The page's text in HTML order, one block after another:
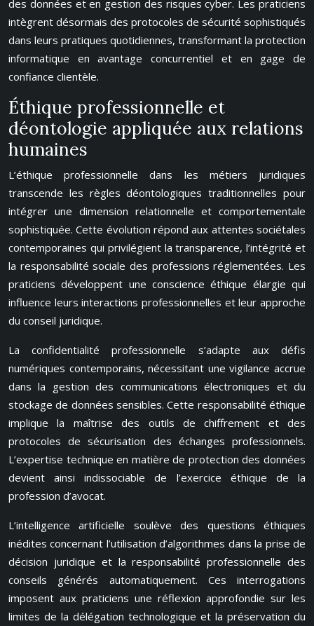
des données et en gestion des risques cyber. Les praticiens
intègrent désormais des protocoles de sécurité sophistiqués
dans leurs pratiques quotidiennes, transformant la protection
informatique en avantage concurrentiel et en gage de
confiance clientèle.
Éthique professionnelle et
déontologie appliquée aux relations
humaines
L’éthique professionnelle dans les métiers juridiques
transcende les règles déontologiques traditionnelles pour
intégrer une dimension relationnelle et comportementale
sophistiquée. Cette évolution répond aux attentes sociétales
contemporaines qui privilégient la transparence, l’intégrité et
la responsabilité sociale des professions réglementées. Les
praticiens développent une conscience éthique élargie qui
influence leurs interactions professionnelles et leur approche
du conseil juridique.
La confidentialité professionnelle s’adapte aux défis
numériques contemporains, nécessitant une vigilance accrue
dans la gestion des communications électroniques et du
stockage de données sensibles. Cette responsabilité éthique
implique la maîtrise des outils de chiffrement et des
protocoles de sécurisation des échanges professionnels.
L’expertise technique en matière de protection des données
devient ainsi indissociable de l’exercice éthique de la
profession d’avocat.
L’intelligence artificielle soulève des questions éthiques
inédites concernant l’utilisation d’algorithmes dans la prise de
décision juridique et la responsabilité professionnelle des
conseils générés automatiquement. Ces interrogations
imposent aux praticiens une réflexion approfondie sur les
limites de la délégation technologique et la préservation du